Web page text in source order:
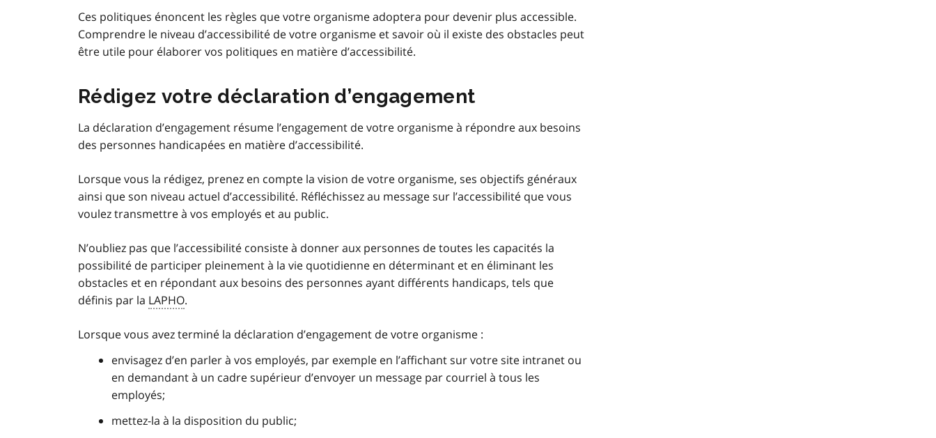
Ces politiques énoncent les règles que votre organisme adoptera pour devenir plus accessible.
Comprendre le niveau d’accessibilité de votre organisme et savoir où il existe des obstacles peut
être utile pour élaborer vos politiques en matière d’accessibilité.
Rédigez votre déclaration d’engagement
La déclaration d’engagement résume l’engagement de votre organisme à répondre aux besoins
des personnes handicapées en matière d’accessibilité.
Lorsque vous la rédigez, prenez en compte la vision de votre organisme, ses objectifs généraux
ainsi que son niveau actuel d’accessibilité. Réfléchissez au message sur l’accessibilité que vous
voulez transmettre à vos employés et au public.
N’oubliez pas que l’accessibilité consiste à donner aux personnes de toutes les capacités la
possibilité de participer pleinement à la vie quotidienne en déterminant et en éliminant les
obstacles et en répondant aux besoins des personnes ayant différents handicaps, tels que
définis par la LAPHO.
Lorsque vous avez terminé la déclaration d’engagement de votre organisme :
envisagez d’en parler à vos employés, par exemple en l’affichant sur votre site intranet ou
en demandant à un cadre supérieur d’envoyer un message par courriel à tous les
employés;
mettez-la à la disposition du public;